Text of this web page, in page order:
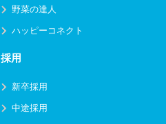
野菜の達人
ハッピーコネクト
採用
新卒採用
中途採用